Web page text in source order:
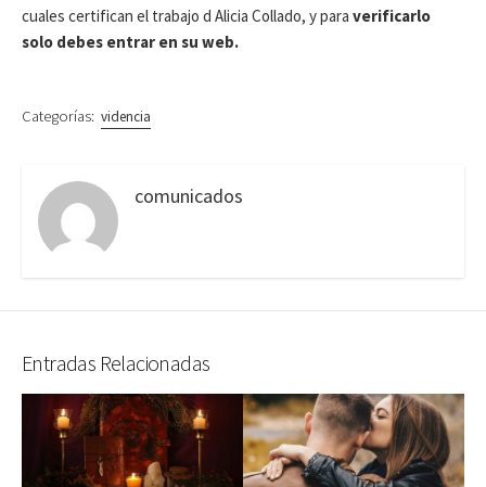
cuales certifican el trabajo d Alicia Collado, y para verificarlo
solo debes entrar en su web.
Categorías: videncia
comunicados
Entradas Relacionadas